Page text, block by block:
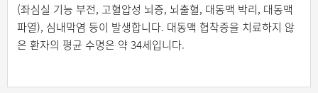
(좌심실 기능 부전, 고혈압성 뇌증, 뇌출혈, 대동맥 박리, 대동맥
파열), 심내막염 등이 발생합니다. 대동맥 협착증을 치료하지 않
은 환자의 평균 수명은 약 34세입니다.